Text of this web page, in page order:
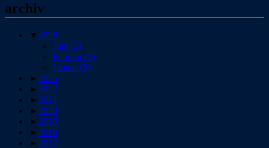
archiv
▼ 2026
Juni (2)
Februar(2)
Januar(6)
► 2025
► 2022
► 2021
► 2020
► 2019
► 2018
► 2017